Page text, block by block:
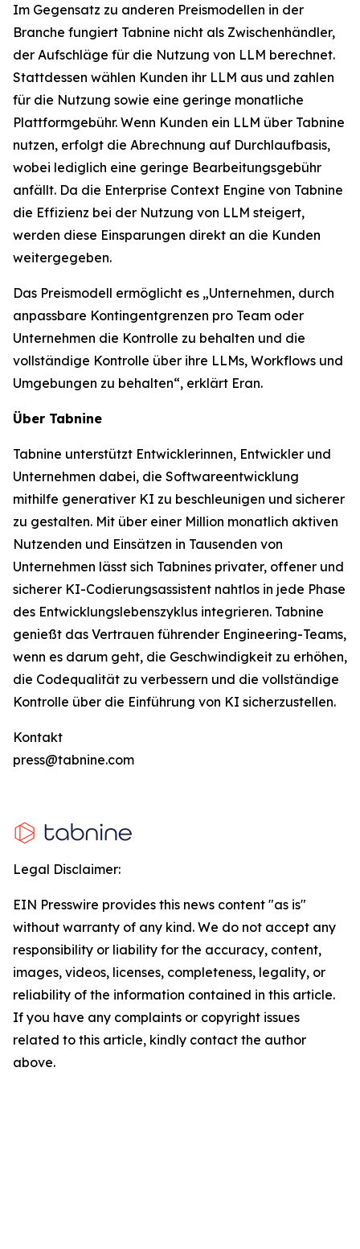
Im Gegensatz zu anderen Preismodellen in der
Branche fungiert Tabnine nicht als Zwischenhändler,
der Aufschläge für die Nutzung von LLM berechnet.
Stattdessen wählen Kunden ihr LLM aus und zahlen
für die Nutzung sowie eine geringe monatliche
Plattformgebühr. Wenn Kunden ein LLM über Tabnine
nutzen, erfolgt die Abrechnung auf Durchlaufbasis,
wobei lediglich eine geringe Bearbeitungsgebühr
anfällt. Da die Enterprise Context Engine von Tabnine
die Effizienz bei der Nutzung von LLM steigert,
werden diese Einsparungen direkt an die Kunden
weitergegeben.
Das Preismodell ermöglicht es „Unternehmen, durch
anpassbare Kontingentgrenzen pro Team oder
Unternehmen die Kontrolle zu behalten und die
vollständige Kontrolle über ihre LLMs, Workflows und
Umgebungen zu behalten“, erklärt Eran.
Über Tabnine
Tabnine unterstützt Entwicklerinnen, Entwickler und
Unternehmen dabei, die Softwareentwicklung
mithilfe generativer KI zu beschleunigen und sicherer
zu gestalten. Mit über einer Million monatlich aktiven
Nutzenden und Einsätzen in Tausenden von
Unternehmen lässt sich Tabnines privater, offener und
sicherer KI-Codierungsassistent nahtlos in jede Phase
des Entwicklungslebenszyklus integrieren. Tabnine
genießt das Vertrauen führender Engineering-Teams,
wenn es darum geht, die Geschwindigkeit zu erhöhen,
die Codequalität zu verbessern und die vollständige
Kontrolle über die Einführung von KI sicherzustellen.
Kontakt
press@tabnine.com
Legal Disclaimer:
EIN Presswire provides this news content "as is"
without warranty of any kind. We do not accept any
responsibility or liability for the accuracy, content,
images, videos, licenses, completeness, legality, or
reliability of the information contained in this article.
If you have any complaints or copyright issues
related to this article, kindly contact the author
above.